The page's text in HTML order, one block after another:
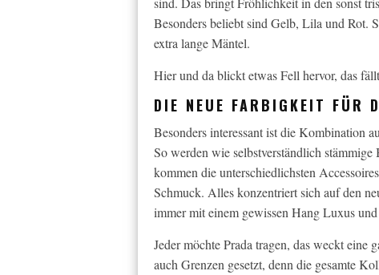
Besonders beliebt sind Gelb, Lila und Rot.
extra lange Mäntel.
Hier und da blickt etwas Fell hervor, das
DIE NEUE FARBIGKEIT FÜR
Besonders interessant ist die Kombination
So werden wie selbstverständlich
kommen die unterschiedlichsten
Schmuck. Alles konzentriert sich auf den
immer mit einem gewissen Hang Luxus
Jeder möchte Prada tragen, das weckt
auch Grenzen gesetzt, denn die gesamte